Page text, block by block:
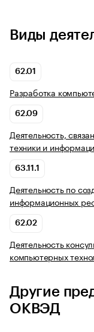
Виды
62.01
Разработка
62.09
Деятельность,
техники и
63.11.1
Деятельность по
информационных
62.02
Деятельность
компьютерных
Другие
ОКВЭД